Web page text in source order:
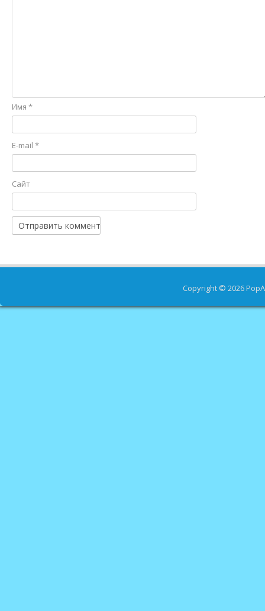
Имя *
E-mail *
Сайт
Copyright © 2026